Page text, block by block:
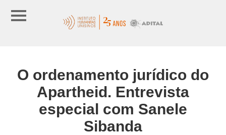
O ordenamento jurídico do
Apartheid. Entrevista
especial com Sanele
Sibanda